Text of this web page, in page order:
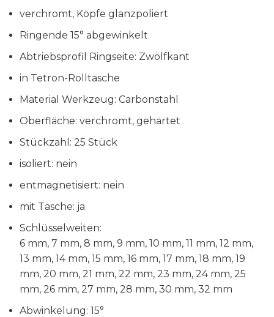
verchromt, Köpfe glanzpoliert
Ringende 15° abgewinkelt
Abtriebsprofil Ringseite: Zwölfkant
in Tetron-Rolltasche
Material Werkzeug: Carbonstahl
Oberfläche: verchromt, gehärtet
Stückzahl: 25 Stück
isoliert: nein
entmagnetisiert: nein
mit Tasche: ja
Schlüsselweiten:
6 mm, 7 mm, 8 mm, 9 mm, 10 mm, 11 mm, 12 mm,
13 mm, 14 mm, 15 mm, 16 mm, 17 mm, 18 mm, 19
mm, 20 mm, 21 mm, 22 mm, 23 mm, 24 mm, 25
mm, 26 mm, 27 mm, 28 mm, 30 mm, 32 mm
Abwinkelung: 15°